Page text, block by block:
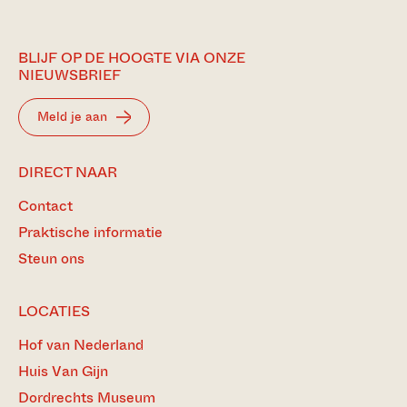
BLIJF OP DE HOOGTE VIA ONZE
NIEUWSBRIEF
Meld je aan
DIRECT NAAR
Contact
Praktische informatie
Steun ons
LOCATIES
Hof van Nederland
Huis Van Gijn
Dordrechts Museum